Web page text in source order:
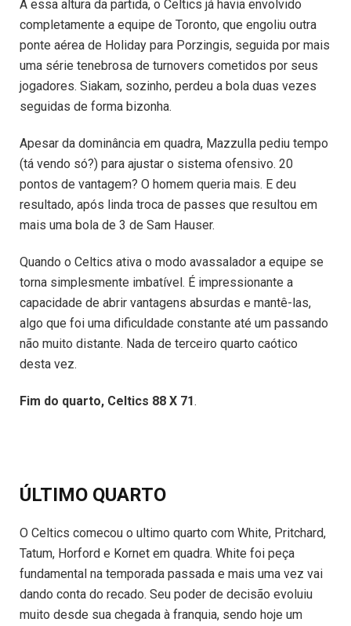
A essa altura da partida, o Celtics já havia envolvido
completamente a equipe de Toronto, que engoliu outra
ponte aérea de Holiday para Porzingis, seguida por mais
uma série tenebrosa de turnovers cometidos por seus
jogadores. Siakam, sozinho, perdeu a bola duas vezes
seguidas de forma bizonha.
Apesar da dominância em quadra, Mazzulla pediu tempo
(tá vendo só?) para ajustar o sistema ofensivo. 20
pontos de vantagem? O homem queria mais. E deu
resultado, após linda troca de passes que resultou em
mais uma bola de 3 de Sam Hauser.
Quando o Celtics ativa o modo avassalador a equipe se
torna simplesmente imbatível. É impressionante a
capacidade de abrir vantagens absurdas e mantê-las,
algo que foi uma dificuldade constante até um passando
não muito distante. Nada de terceiro quarto caótico
desta vez.
Fim do quarto, Celtics 88 X 71.
ÚLTIMO QUARTO
O Celtics comecou o ultimo quarto com White, Pritchard,
Tatum, Horford e Kornet em quadra. White foi peça
fundamental na temporada passada e mais uma vez vai
dando conta do recado. Seu poder de decisão evoluiu
muito desde sua chegada à franquia, sendo hoje um